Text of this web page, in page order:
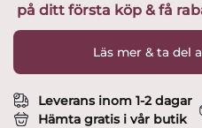
Guld
prickar
Lisa
Larson
på ditt första köp & få
Läs mer & ta del
Leverans inom 1-2 dagar
Hämta gratis i vår butik